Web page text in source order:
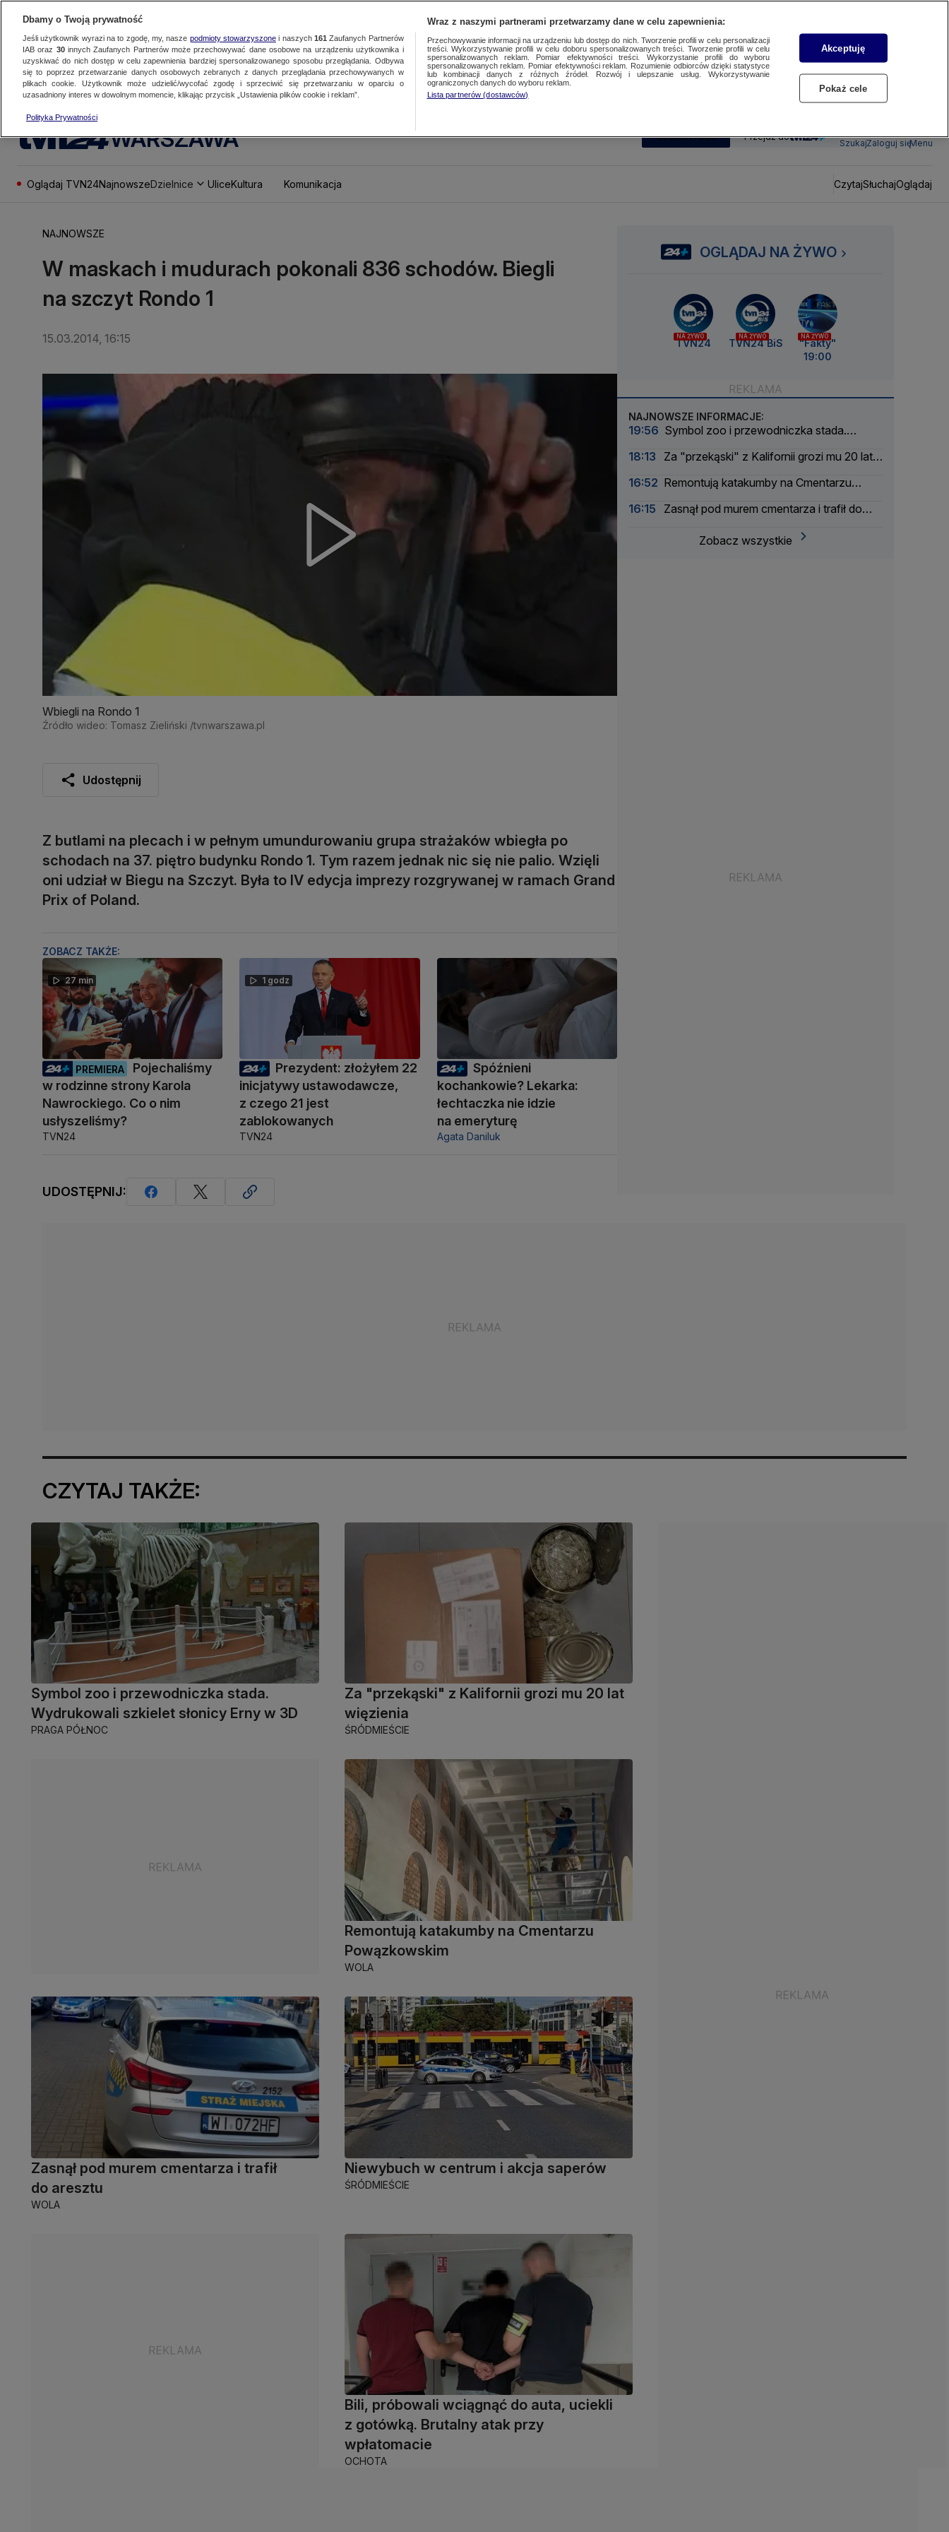
WARSZAWA SUBSKRYBUJ Przejdź do
SzukajZaloguj sięMenu
Oglądaj TVN24NajnowszeDzielnice UliceKultura Komunikacja CzytajSłuchajOglądaj
NAJNOWSZE
W maskach i mudurach pokonali 836 schodów. Biegli
na szczyt Rondo 1
15.03.2014, 16:15
Wbiegli na Rondo 1
Źródło wideo: Tomasz Zieliński /tvnwarszawa.pl
Udostępnij
Z butlami na plecach i w pełnym umundurowaniu grupa strażaków wbiegła po
schodach na 37. piętro budynku Rondo 1. Tym razem jednak nic się nie palio. Wzięli
oni udział w Biegu na Szczyt. Była to IV edycja imprezy rozgrywanej w ramach Grand
Prix of Poland.
ZOBACZ TAKŻE:
27 min
PREMIERA
Pojechaliśmy
w rodzinne strony Karola
Nawrockiego. Co o nim
usłyszeliśmy?
TVN24
1 godz
Prezydent: złożyłem 22
inicjatywy ustawodawcze,
z czego 21 jest
zablokowanych
TVN24
Spóźnieni
kochankowie? Lekarka:
łechtaczka nie idzie
na emeryturę
Agata Daniluk
UDOSTĘPNIJ:
OGLĄDAJ NA ŻYWO
NA ŻYWO
TVN24
NA ŻYWO
TVN24 BiS
NA ŻYWO
"Fakty"
19:00
NAJNOWSZE INFORMACJE:
19:56 Symbol zoo i przewodniczka stada.
18:13
Za "przekąski" z Kalifornii grozi mu 20 lat
16:52 Remontują katakumby na Cmentarzu
16:15
Zasnął pod murem cmentarza i trafił do
Zobacz wszystkie
CZYTAJ TAKŻE:
Symbol zoo i przewodniczka stada.
Wydrukowali szkielet słonicy Erny w 3D
PRAGA PÓŁNOC
Za "przekąski" z Kalifornii grozi mu 20 lat
więzienia
ŚRÓDMIEŚCIE
Remontują katakumby na Cmentarzu
Powązkowskim
WOLA
Zasnął pod murem cmentarza i trafił
do aresztu
WOLA
Niewybuch w centrum i akcja saperów
ŚRÓDMIEŚCIE
Bili, próbowali wciągnąć do auta, uciekli
z gotówką. Brutalny atak przy
wpłatomacie
OCHOTA
Dbamy o Twoją prywatność
Jeśli użytkownik wyrazi na to zgodę, my, nasze podmioty stowarzyszonei naszych 161 Zaufanych Partnerów
IAB oraz 30innych Zaufanych Partnerów może przechowywać dane osobowe na urządzeniu użytkownika i
uzyskiwać do nich dostęp w celu zapewnienia bardziej spersonalizowanego sposobu przeglądania. Odbywa
się to poprzez przetwarzanie danych osobowych zebranych z danych przeglądania przechowywanych w
plikach cookie. Użytkownik może udzielić/wycofać zgodę i sprzeciwić się przetwarzaniu w oparciu o
uzasadniony interes w dowolnym momencie, klikając przycisk „Ustawienia plików cookie i reklam”.
Polityka Prywatności
Wraz z naszymi partnerami przetwarzamy dane w celu zapewnienia:
Przechowywanie informacji na urządzeniu lub dostęp do nich. Tworzenie profili w celu personalizacji
treści. Wykorzystywanie profili w celu doboru spersonalizowanych treści. Tworzenie profili w celu
spersonalizowanych reklam. Pomiar efektywności treści. Wykorzystanie profili do wyboru
spersonalizowanych reklam. Pomiar efektywności reklam. Rozumienie odbiorców dzięki statystyce
lub kombinacji danych z różnych źródeł. Rozwój i ulepszanie usług. Wykorzystywanie
ograniczonych danych do wyboru reklam.
Lista partnerów (dostawców)
Akceptuję
Pokaż cele